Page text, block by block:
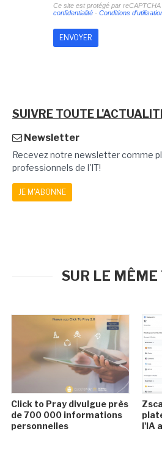
Ce site est protégé par
confidentialité- Conditions
SUIVRE TOUTE
Newsletter
Recevez notre newsletter comme
professionnels de l'IT!
JE M'ABONNE
SUR LE
Click to Pray divulgue près
de 700 000 informations
personnelles
l'IA